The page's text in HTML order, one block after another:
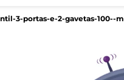
3-portas-e-2-gavetas-100--